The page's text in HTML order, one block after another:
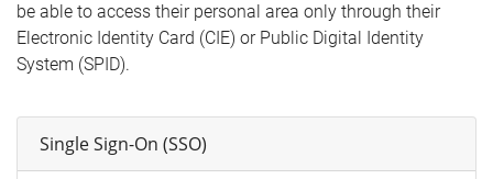
be able to access their personal area only through their
Electronic Identity Card (CIE) or Public Digital Identity
System (SPID).
Single Sign-On (SSO)